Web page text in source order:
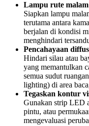
Lampu rute malam
Siapkan lampu
terutama antara
berjalan di kondisi
menghindari
Pencahayaan
Hindari silau atau
yang memantulkan
semua sudut
lighting) di area
Tegaskan kontur
Gunakan strip LED
pintu, atau
mengevaluasi